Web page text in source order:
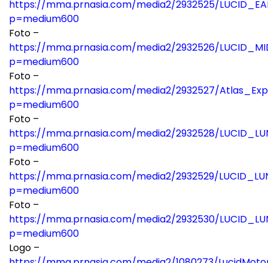
https://mma.prnasia.com/media2/2932525/
p=medium600
Foto –
https://mma.prnasia.com/media2/2932526/
p=medium600
Foto –
https://mma.prnasia.com/media2/2932527/
p=medium600
Foto –
https://mma.prnasia.com/media2/2932528/
p=medium600
Foto –
https://mma.prnasia.com/media2/2932529/
p=medium600
Foto –
https://mma.prnasia.com/media2/2932530/
p=medium600
Logo –